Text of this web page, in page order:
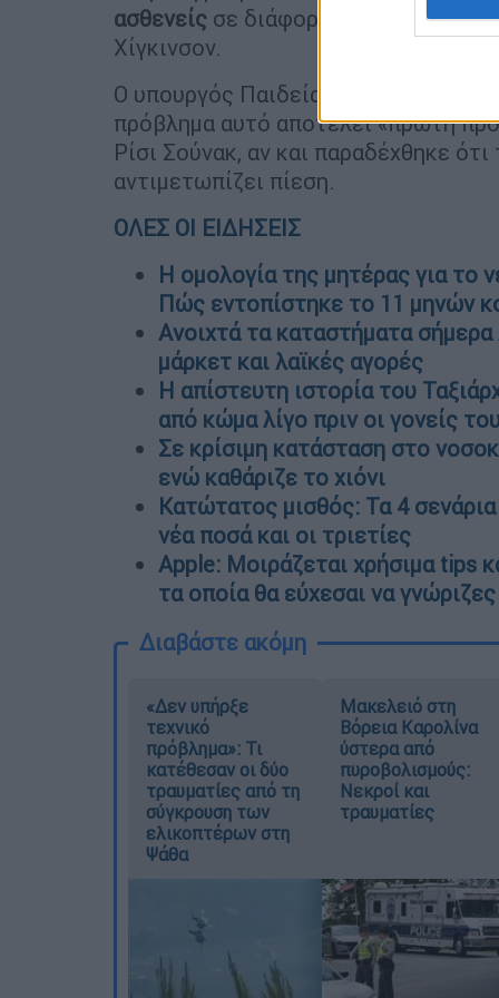
ασθενείς σε διάφορους χώρους,
Χίγκινσον.
Ο υπουργός Παιδείας Ρόμπερτ
πρόβλημα αυτό αποτελεί «πρώτη
Ρίσι Σούνακ, αν και παραδέχθηκε
αντιμετωπίζει πίεση.
ΟΛΕΣ ΟΙ ΕΙΔΗΣΕΙΣ
H ομολογία της μητέρας για
Πώς εντοπίστηκε το 11 μηνών
Ανοιχτά τα καταστήματα σήμερα
μάρκετ και λαϊκές αγορές
Η απίστευτη ιστορία του
από κώμα λίγο πριν οι γονείς
Σε κρίσιμη κατάσταση στο
ενώ καθάριζε το χιόνι
Κατώτατος μισθός: Τα 4
νέα ποσά και οι τριετίες
Apple: Μοιράζεται χρήσιμα tips
τα οποία θα εύχεσαι να
Διαβάστε ακόμη
«Δεν υπήρξε
τεχνικό
πρόβλημα»: Τι
κατέθεσαν οι δύο
τραυματίες από τη
σύγκρουση των
ελικοπτέρων στη
Ψάθα
Μακελειό στη
Βόρεια Καρολίνα
ύστερα από
πυροβολισμούς:
Νεκροί και
τραυματίες